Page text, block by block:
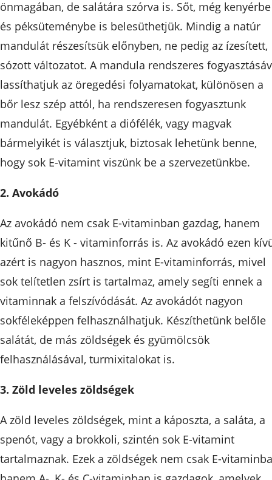
önmagában, de salátára szórva is. Sőt, még kenyérbe
és péksüteménybe is belesüthetjük. Mindig a natúr
mandulát részesítsük előnyben, ne pedig az ízesített,
sózott változatot. A mandula rendszeres
lassíthatjuk az öregedési folyamatokat, különösen a
bőr lesz szép attól, ha rendszeresen fogyasztunk
mandulát. Egyébként a diófélék, vagy magvak
bármelyikét is választjuk, biztosak lehetünk benne,
hogy sok E-vitamint viszünk be a szervezetünkbe.
2. Avokádó
Az avokádó nem csak E-vitaminban gazdag, hanem
kitűnő B- és K - vitaminforrás is. Az avokádó ezen
azért is nagyon hasznos, mint E-vitaminforrás, mivel
sok telítetlen zsírt is tartalmaz, amely segíti ennek a
vitaminnak a felszívódását. Az avokádót nagyon
sokféleképpen felhasználhatjuk. Készíthetünk belőle
salátát, de más zöldségek és gyümölcsök
felhasználásával, turmixitalokat is.
3. Zöld leveles zöldségek
A zöld leveles zöldségek, mint a káposzta, a saláta, a
spenót, vagy a brokkoli, szintén sok E-vitamint
tartalmaznak. Ezek a zöldségek nem csak E-